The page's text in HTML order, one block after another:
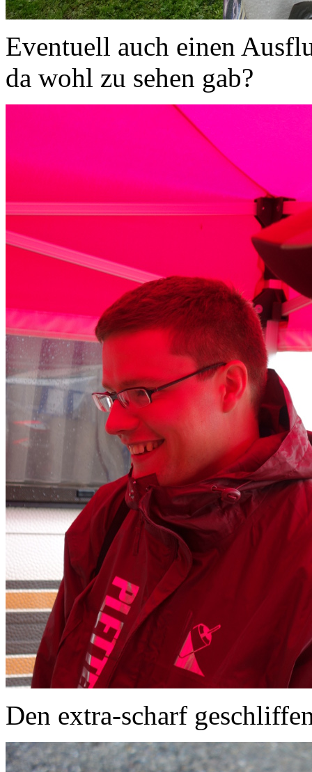
Eventuell auch einen
da wohl zu sehen gab?
Den extra-scharf